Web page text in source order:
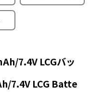
7.4V LCGバッ
7.4V LCG Batte